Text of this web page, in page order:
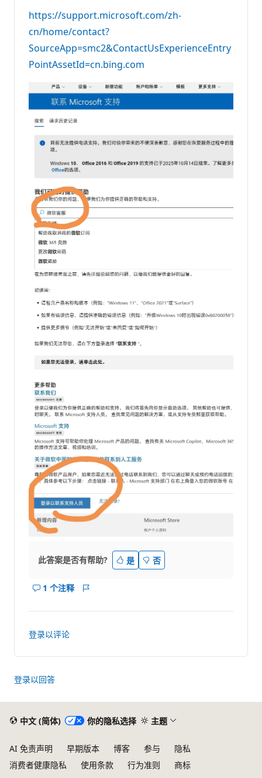
https://support.microsoft.com/zh-
cn/home/contact?
SourceApp=smc2&ContactUsExperienceEntry
PointAssetId=cn.bing.com
此答案是否有帮助? 是 否
1 个注释
显
答
案
的
释
报
登录以评论
登录以回答
中文 (简体) 你的隐私选择 主题
AI 免责声明 早期版本 博客 参与
隐私
消费者健康隐私
使用条款 行为准则
商标